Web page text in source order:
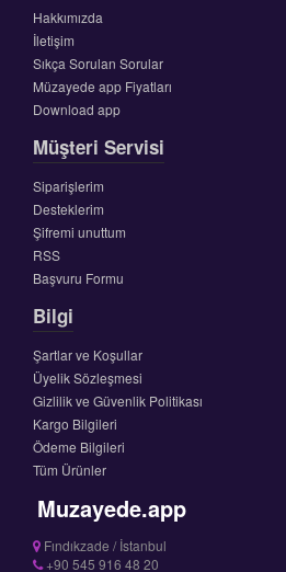
Hakkımızda
İletişim
Sıkça Sorulan Sorular
Müzayede app Fiyatları
Download app
Müşteri Servisi
Siparişlerim
Desteklerim
Şifremi unuttum
RSS
Başvuru Formu
Bilgi
Şartlar ve Koşullar
Üyelik Sözleşmesi
Gizlilik ve Güvenlik Politikası
Kargo Bilgileri
Ödeme Bilgileri
Tüm Ürünler
Muzayede.app
Fındıkzade / İstanbul
+90 545 916 48 20